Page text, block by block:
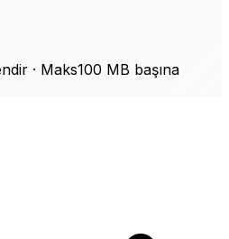
· Maks100 MB başına